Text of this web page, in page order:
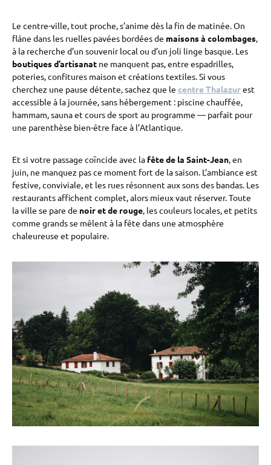
Le centre-ville, tout proche, s’anime dès la fin de matinée. On
flâne dans les ruelles pavées bordées de maisons à colombages,
à la recherche d’un souvenir local ou d’un joli linge basque. Les
boutiques d’artisanat ne manquent pas, entre espadrilles,
poteries, confitures maison et créations textiles. Si vous
cherchez une pause détente, sachez que le centre Thalazurest
accessible à la journée, sans hébergement : piscine chauffée,
hammam, sauna et cours de sport au programme — parfait pour
une parenthèse bien-être face à l’Atlantique.
Et si votre passage coïncide avec la fête de la Saint-Jean, en
juin, ne manquez pas ce moment fort de la saison. L’ambiance est
festive, conviviale, et les rues résonnent aux sons des bandas. Les
restaurants affichent complet, alors mieux vaut réserver. Toute
la ville se pare de noir et de rouge, les couleurs locales, et petits
comme grands se mêlent à la fête dans une atmosphère
chaleureuse et populaire.